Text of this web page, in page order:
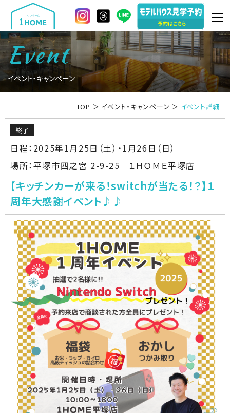
Event
イベント・キャンペーン
TOP ＞ イベント・キャンペーン ＞ イベント詳細
終了
日程：2025年1月25日（土）・1月26日（日）
場所：平塚市四之宮 2-9-25 １ＨＯＭＥ平塚店
【キッチンカーが来る！switchが当たる！？】１
周年大感謝イベント♪♪